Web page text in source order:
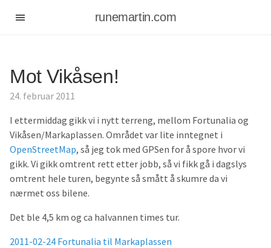
runemartin.com
Mot Vikåsen!
24. februar 2011
I ettermiddag gikk vi i nytt terreng, mellom Fortunalia og
Vikåsen/Markaplassen. Området var lite inntegnet i
OpenStreetMap, så jeg tok med GPSen for å spore hvor vi
gikk. Vi gikk omtrent rett etter jobb, så vi fikk gå i dagslys
omtrent hele turen, begynte så smått å skumre da vi
nærmet oss bilene.
Det ble 4,5 km og ca halvannen times tur.
2011-02-24 Fortunalia til Markaplassen